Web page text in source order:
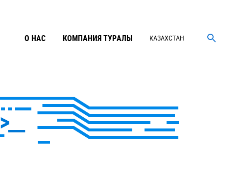
КАЗАХСТАН
О НАС КОМПАНИЯ ТУРАЛЫ